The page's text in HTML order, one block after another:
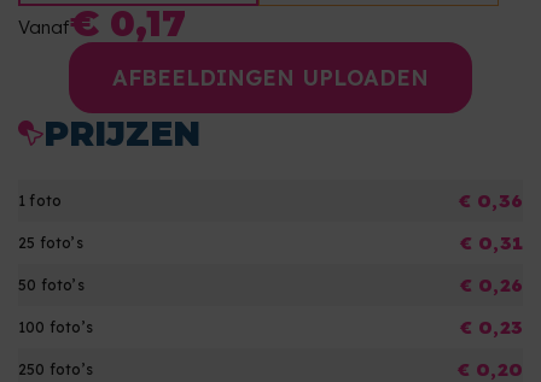
Vanaf€ 0,17
AFBEELDINGEN UPLOADEN
PRIJZEN
1 foto € 0,36
25 foto’s € 0,31
50 foto’s € 0,26
100 foto’s € 0,23
250 foto’s € 0,20